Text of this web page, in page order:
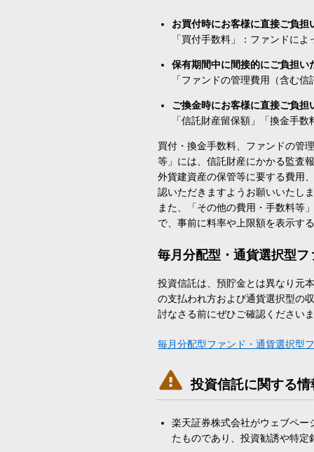
お買付時にお客様に直接ご負担
「買付手数料」：ファンドに
保有期間中に間接的にご負担い
「ファンドの管理費用（含む
ご換金時にお客様に直接ご負担
「信託財産留保額」「換金手
買付・換金手数料、ファンドの管
等」には、信託財産にかかる監査
外貨建資産の保管等に要する費用
認いただきますようお願いいたし
また、「その他の費用・手数料等
で、事前に料率や上限額を表示す
毎月分配型・通貨選択型
投資信託は、預貯金とは異なり元
の支払われ方および通貨選択型の
討なさる前にぜひご確認ください
毎月分配型ファンド・通貨選択型
 投資信託に関する
楽天証券株式会社がウェブペ
たものであり、投資勧誘や特